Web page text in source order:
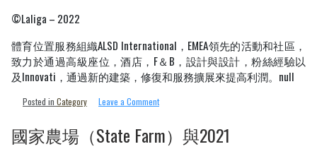
©Laliga – 2022
體育位置服務組織ALSD International，EMEA領先的活動和社區，
致力於通過高級座位，酒店，F＆B，設計與設計，粉絲經驗以
及Innovati，通過新的建築，修復和服務擴展來提高利潤。null
Posted in Category Leave a Commenton
樂
國家農場（State Farm）與2021